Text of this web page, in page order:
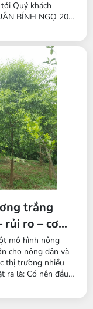
Quý khách
BÍNH NGỌ 2026
phí tối ưu và chính
trắng
rủi ro – cơ
mô hình nông
cho nông dân và
thị trường nhiều
ra là: Có nên đầu
kinh tế, thời gian